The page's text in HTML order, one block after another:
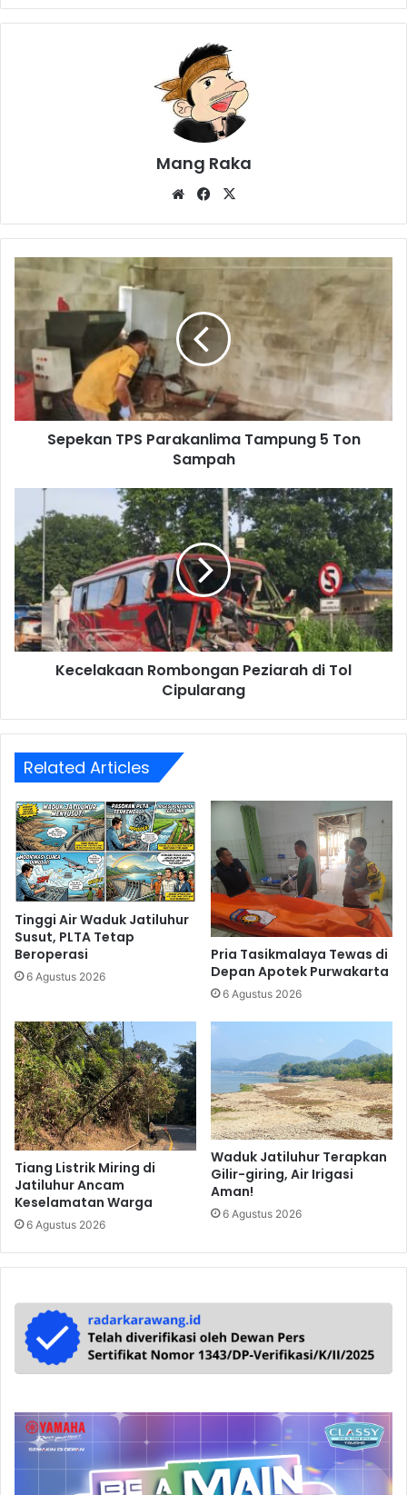
Mang Raka
WebsiteFacebook
Sepekan
TPS
Parakanlima
Tampung
Ton
Sampah
Sepekan TPS Parakanlima Tampung 5 Ton
Sampah
Rombongan
Peziarah
di
Tol
Cipularang
Kecelakaan Rombongan Peziarah di Tol
Cipularang
Related Articles
Tinggi Air Waduk Jatiluhur
Susut, PLTA Tetap
Beroperasi
6 Agustus 2026
Pria Tasikmalaya Tewas di
Depan Apotek Purwakarta
6 Agustus 2026
Tiang Listrik Miring di
Jatiluhur Ancam
Keselamatan Warga
6 Agustus 2026
Waduk Jatiluhur Terapkan
Gilir-giring, Air Irigasi
Aman!
6 Agustus 2026